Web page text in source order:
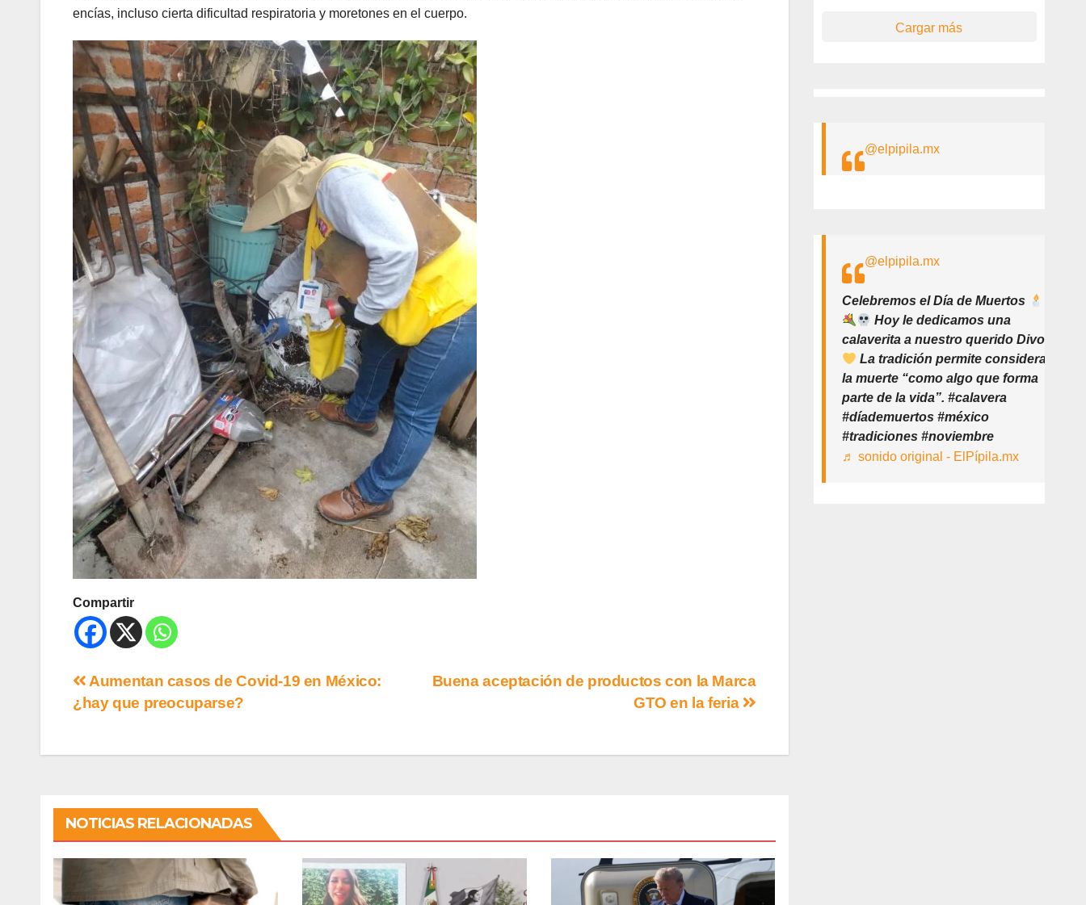
encías, incluso cierta dificultad respiratoria y moretones en el cuerpo.
Compartir
Buena aceptación de productos con la Marca
GTO en la feria
Aumentan casos de Covid-19 en México:
¿hay que preocuparse?
NOTICIAS RELACIONADAS
Cargar más
@elpipila.mx
@elpipila.mx
Celebremos el Día de Muertos
Hoy le dedicamos una
calaverita a nuestro querido Divo
La tradición permite considerar
la muerte “como algo que forma
parte de la vida”. #calavera
#díademuertos #méxico
#tradiciones #noviembre
♬ sonido original - ElPípila.mx